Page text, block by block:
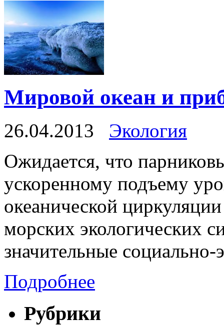
Мировой океан и
26.04.2013
Экология
Ожидается, что
ускоренному подъему
океанической
морских экологических
значительные
Подробнее
Рубрики